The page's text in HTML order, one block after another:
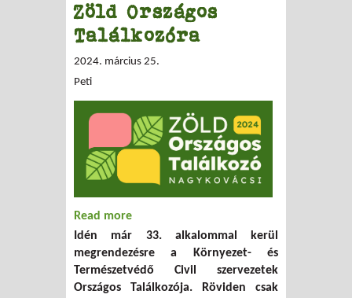
Zöld Országos
Találkozóra
2024. március 25.
Peti
Read more
Meghosszabbítottuk a REGISZTRÁCIÓT a
Zöld Országos Találkozóra
Idén már 33. alkalommal kerül
megrendezésre a Környezet- és
Természetvédő Civil szervezetek
Országos Találkozója. Röviden csak